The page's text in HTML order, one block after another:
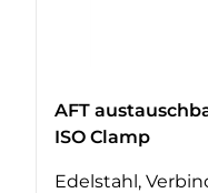
AFT
ISO Clamp
Edelstahl,